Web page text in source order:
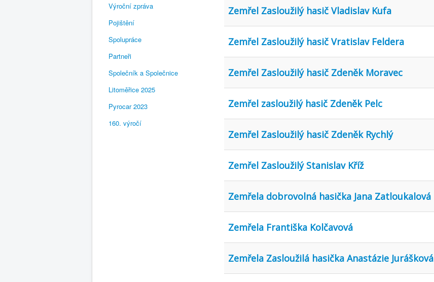
Výroční zpráva
Pojištění
Spolupráce
Partneři
Společník a Společnice
Litoměřice 2025
Pyrocar 2023
160. výročí
Zemřel Zasloužilý hasič Vladislav Kufa
Zemřel Zasloužilý hasič Vratislav Feldera
Zemřel Zasloužilý hasič Zdeněk Moravec
Zemřel zasloužilý hasič Zdeněk Pelc
Zemřel Zasloužilý hasič Zdeněk Rychlý
Zemřel Zasloužilý Stanislav Kříž
Zemřela dobrovolná hasička Jana Zatloukalová
Zemřela Františka Kolčavová
Zemřela Zasloužilá hasička Anastázie Jurášková